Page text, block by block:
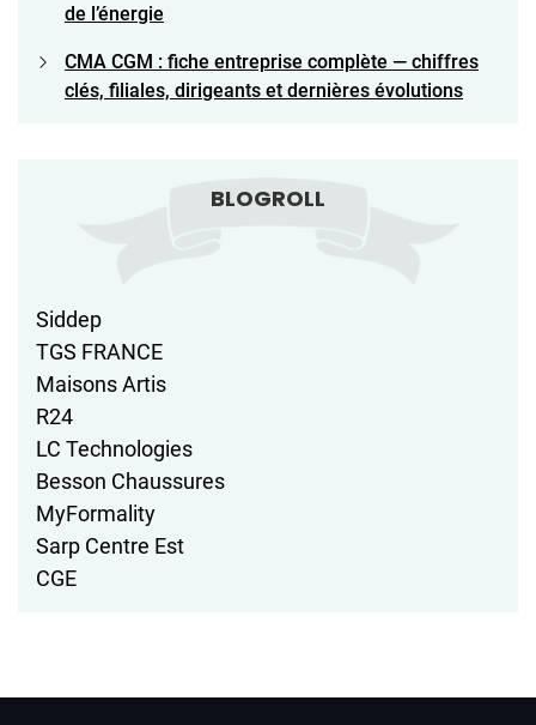
de l’énergie
CMA CGM : fiche entreprise complète — chiffres
clés, filiales, dirigeants et dernières évolutions
BLOGROLL
Siddep
TGS FRANCE
Maisons Artis
R24
LC Technologies
Besson Chaussures
MyFormality
Sarp Centre Est
CGE